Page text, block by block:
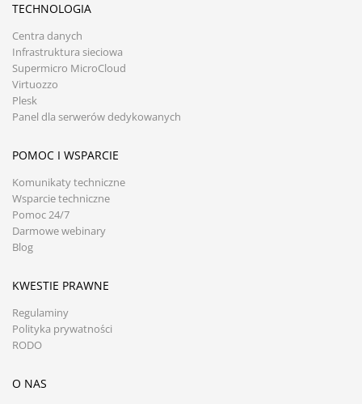
TECHNOLOGIA
Centra danych
Infrastruktura sieciowa
Supermicro MicroCloud
Virtuozzo
Plesk
Panel dla serwerów dedykowanych
POMOC I WSPARCIE
Komunikaty techniczne
Wsparcie techniczne
Pomoc 24/7
Darmowe webinary
Blog
KWESTIE PRAWNE
Regulaminy
Polityka prywatności
RODO
O NAS